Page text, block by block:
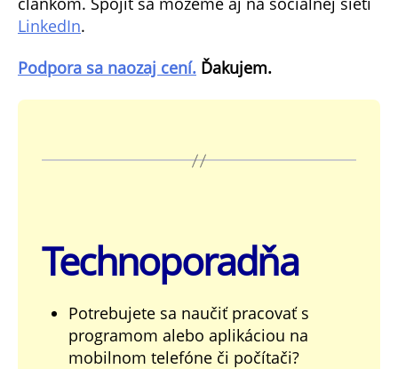
LinkedIn.
Podpora sa naozaj cení. Ďakujem.
Technoporadňa
Potrebujete sa naučiť pracovať s
programom alebo aplikáciou na
mobilnom telefóne či počítači?